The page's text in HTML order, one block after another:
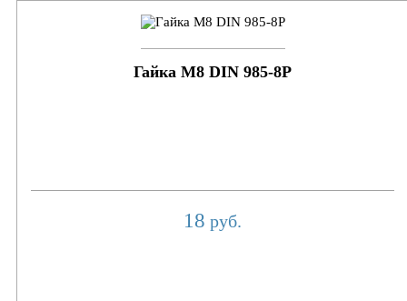
Гайка М8 DIN 985-8P
18 руб.